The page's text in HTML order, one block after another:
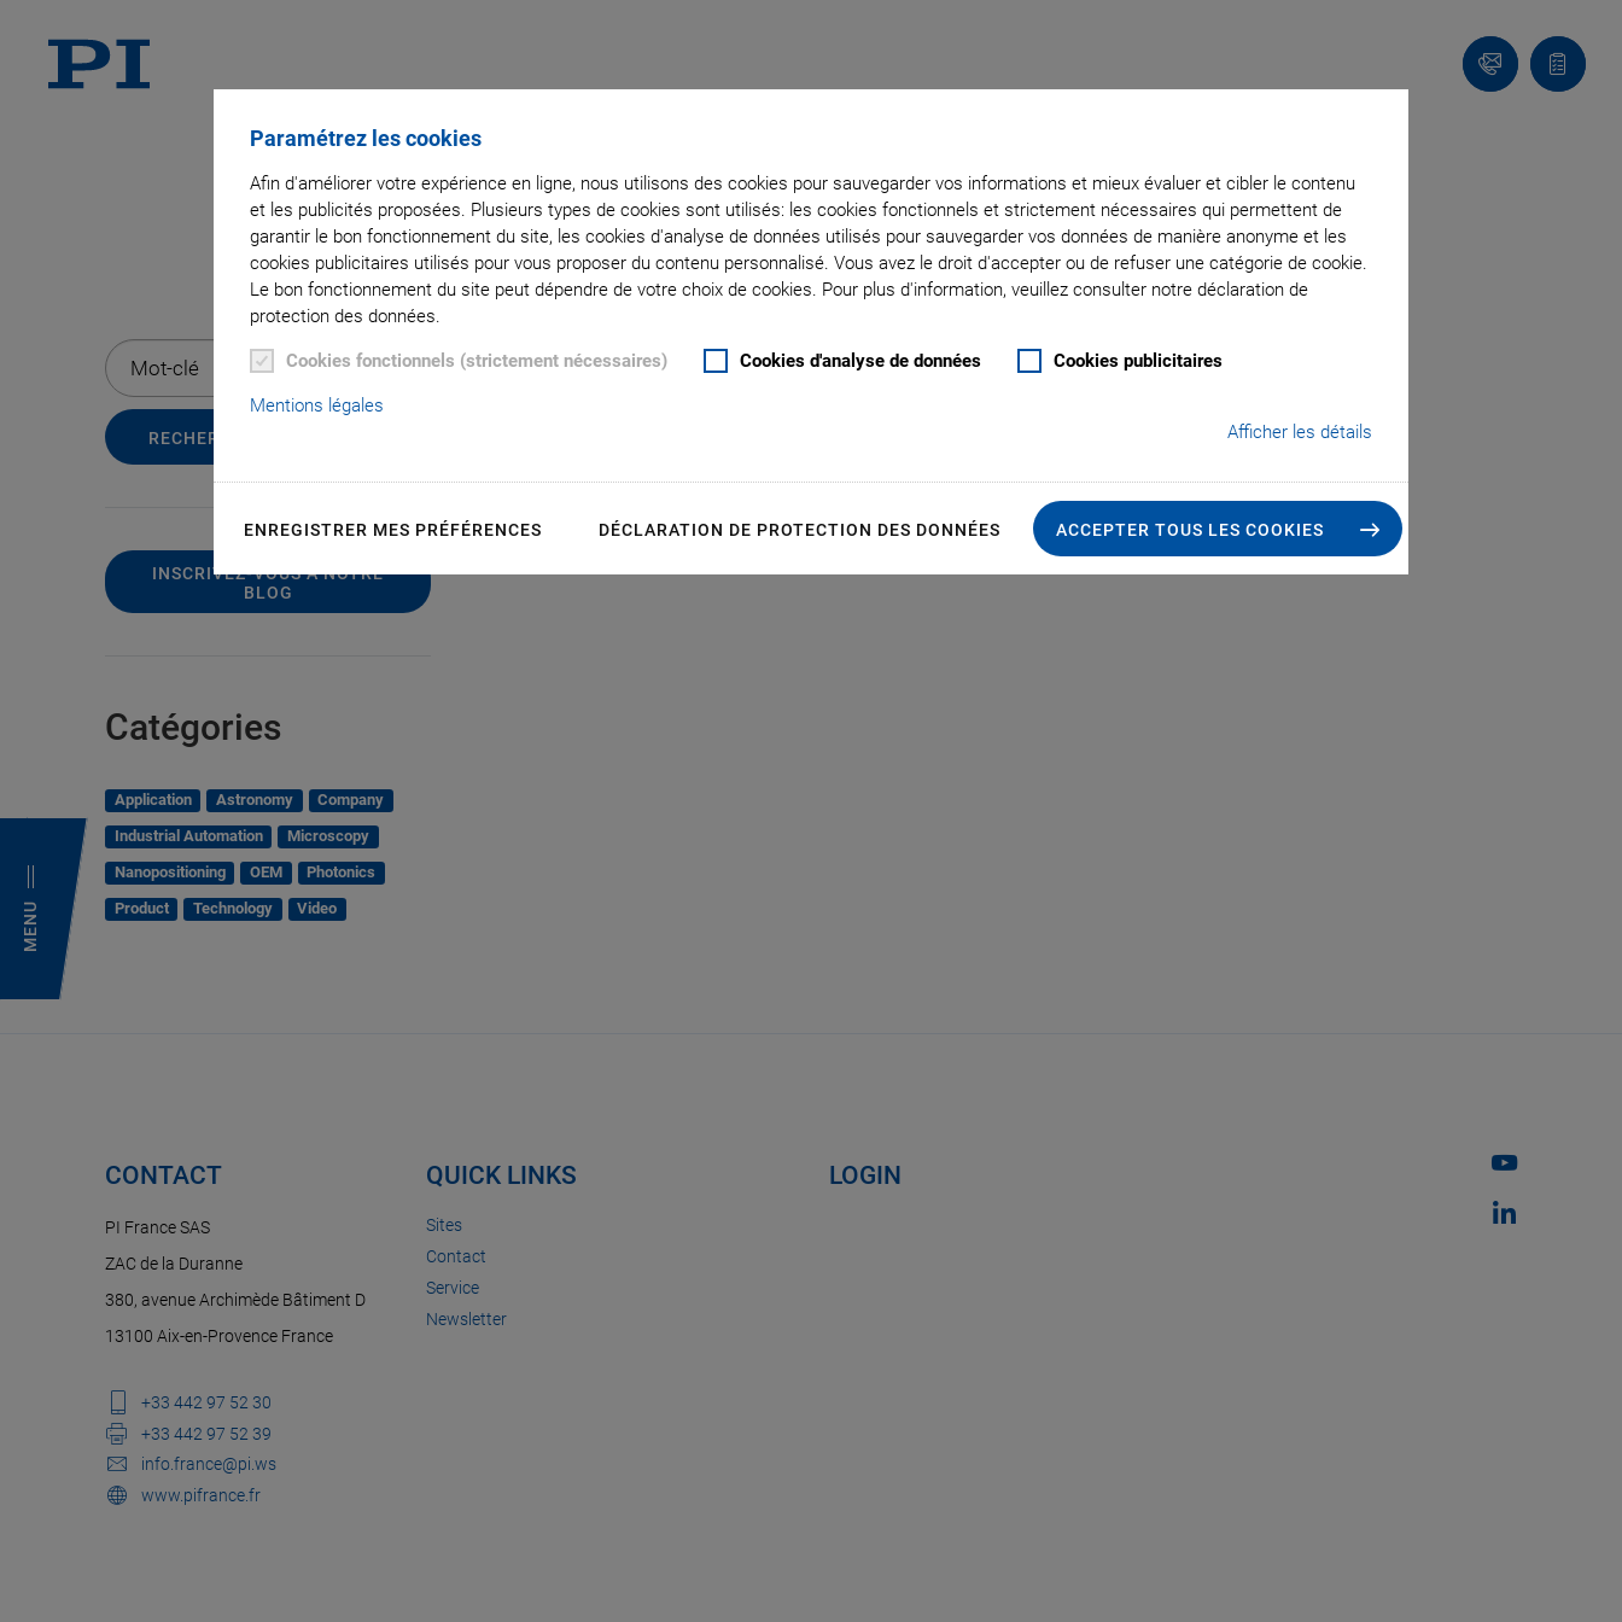
Paramétrez les cookies
Afin d'améliorer votre expérience en ligne, nous utilisons des cookies pour sauvegarder vos informations et mieux évaluer et cibler le contenu
et les publicités proposées. Plusieurs types de cookies sont utilisés: les cookies fonctionnels et strictement nécessaires qui permettent de
garantir le bon fonctionnement du site, les cookies d'analyse de données utilisés pour sauvegarder vos données de manière anonyme et les
cookies publicitaires utilisés pour vous proposer du contenu personnalisé. Vous avez le droit d'accepter ou de refuser une catégorie de cookie.
Le bon fonctionnement du site peut dépendre de votre choix de cookies. Pour plus d'information, veuillez consulter notre déclaration de
protection des données.
Cookies fonctionnels (strictement nécessaires) Cookies d'analyse de données Cookies publicitaires
Mentions légales
Afficher les détails
ENREGISTRER MES PRÉFÉRENCES DÉCLARATION DE PROTECTION DES DONNÉES ACCEPTER TOUS LES COOKIES
MENU
Contact
Votre
panier
INSCRIVEZ-VOUS À NOTRE
BLOG
Catégories
Application Astronomy
Company
Industrial Automation
Microscopy
Nanopositioning
OEM
Photonics
Product
Technology Video
Balise : Ophthalmology
CONTACT
PI France SAS
ZAC de la Duranne
380, avenue Archimède Bâtiment D
13100 Aix-en-Provence France
+33 442 97 52 30
+33 442 97 52 39
info.france@pi.ws
www.pifrance.fr
QUICK LINKS
Sites
Contact
Service
Newsletter
LOGIN